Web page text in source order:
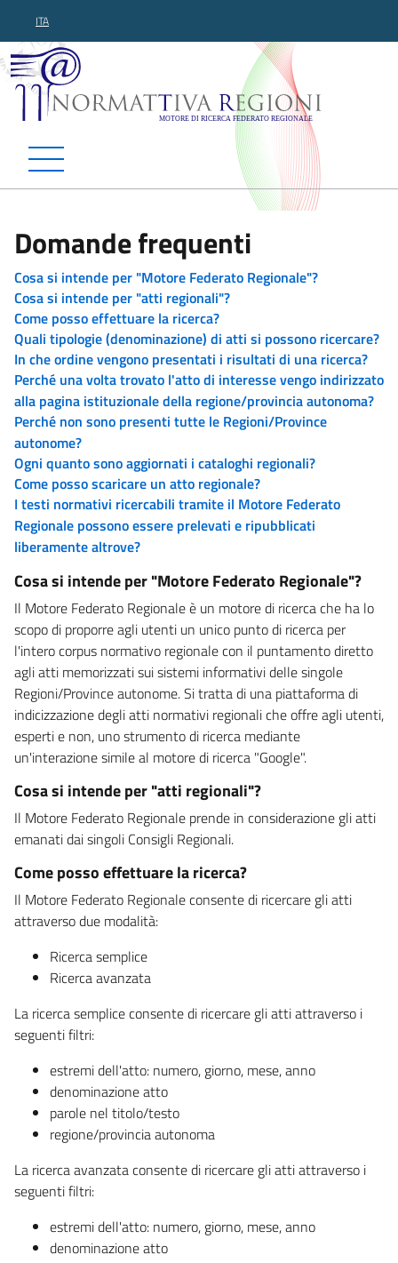
ITA
Normattiva Regioni -
Domande frequenti
Cosa si intende per "Motore Federato Regionale"?
Cosa si intende per "atti regionali"?
Come posso effettuare la ricerca?
Quali tipologie (denominazione) di atti si possono ricercare?
In che ordine vengono presentati i risultati di una ricerca?
Perché una volta trovato l'atto di interesse vengo indirizzato
alla pagina istituzionale della regione/provincia autonoma?
Perché non sono presenti tutte le Regioni/Province
autonome?
Ogni quanto sono aggiornati i cataloghi regionali?
Come posso scaricare un atto regionale?
I testi normativi ricercabili tramite il Motore Federato
Regionale possono essere prelevati e ripubblicati
liberamente altrove?
Cosa si intende per "Motore Federato Regionale"?
Il Motore Federato Regionale è un motore di ricerca che ha lo
scopo di proporre agli utenti un unico punto di ricerca per
l'intero corpus normativo regionale con il puntamento diretto
agli atti memorizzati sui sistemi informativi delle singole
Regioni/Province autonome. Si tratta di una piattaforma di
indicizzazione degli atti normativi regionali che offre agli utenti,
esperti e non, uno strumento di ricerca mediante
un'interazione simile al motore di ricerca "Google".
Cosa si intende per "atti regionali"?
Il Motore Federato Regionale prende in considerazione gli atti
emanati dai singoli Consigli Regionali.
Come posso effettuare la ricerca?
Il Motore Federato Regionale consente di ricercare gli atti
attraverso due modalità:
Ricerca semplice
Ricerca avanzata
La ricerca semplice consente di ricercare gli atti attraverso i
seguenti filtri:
estremi dell'atto: numero, giorno, mese, anno
denominazione atto
parole nel titolo/testo
regione/provincia autonoma
La ricerca avanzata consente di ricercare gli atti attraverso i
seguenti filtri:
estremi dell'atto: numero, giorno, mese, anno
denominazione atto